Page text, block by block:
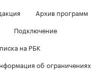
Архив программ
Подключение
на РБК
об ограничениях